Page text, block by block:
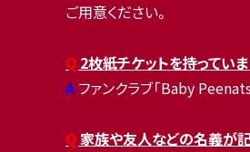
ご用意ください。
Q 2枚紙チケットを持ってい
Aファンクラブ「Baby
Q家族や友人などの名義が